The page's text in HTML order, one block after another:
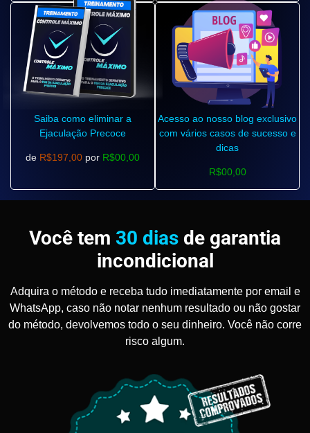
Saiba como eliminar a
Ejaculação Precoce
de R$197,00 por R$00,00
Acesso ao nosso blog exclusivo
com vários casos de sucesso e
dicas
R$00,00
Você tem 30 dias de garantia
incondicional
Adquira o método e receba tudo imediatamente por email e
WhatsApp, caso não notar nenhum resultado ou não gostar
do método, devolvemos todo o seu dinheiro. Você não corre
risco algum.